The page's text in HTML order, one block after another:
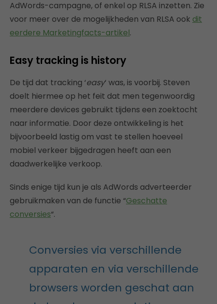
AdWords-campagne, of enkel op RLSA inzetten. Zie
voor meer over de mogelijkheden van RLSA ook dit
eerdere Marketingfacts-artikel.
Easy tracking is history
De tijd dat tracking ‘easy‘ was, is voorbij. Steven
doelt hiermee op het feit dat men tegenwoordig
meerdere devices gebruikt tijdens een zoektocht
naar informatie. Door deze ontwikkeling is het
bijvoorbeeld lastig om vast te stellen hoeveel
mobiel verkeer bijgedragen heeft aan een
daadwerkelijke verkoop.
Sinds enige tijd kun je als AdWords adverteerder
gebruikmaken van de functie “Geschatte
conversies“.
Conversies via verschillende
apparaten en via verschillende
browsers worden geschat aan